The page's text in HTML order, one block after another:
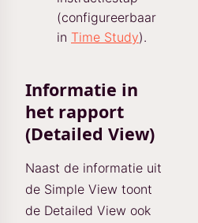
(configureerbaar
in Time Study).
Informatie in
het rapport
(Detailed View)
Naast de informatie uit
de Simple View toont
de Detailed View ook